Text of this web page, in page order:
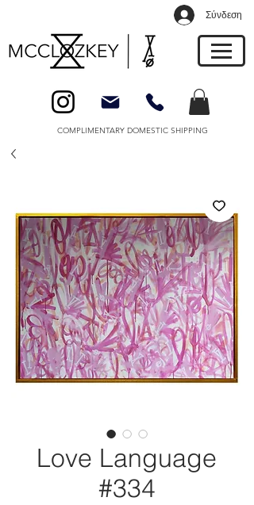
Σύνδεση
COMPLIMENTARY DOMESTIC SHIPPING
Love Language
#334